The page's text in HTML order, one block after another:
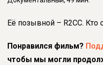
Её позывной – R2CC. Кто
Понравился фильм?
чтобы мы могли